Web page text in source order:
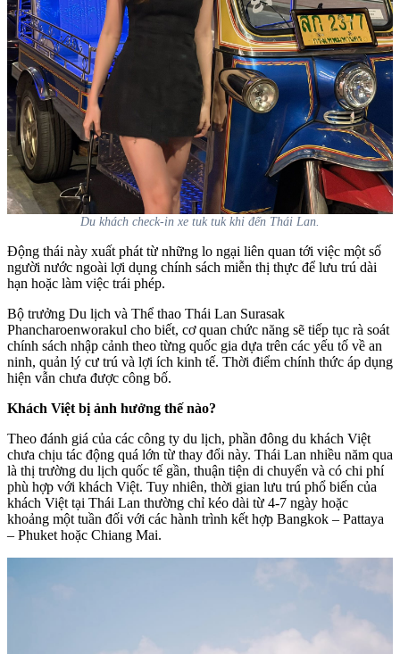
Du khách check-in xe tuk tuk khi đến Thái Lan.
Động thái này xuất phát từ những lo ngại liên quan tới việc một số
người nước ngoài lợi dụng chính sách miễn thị thực để lưu trú dài
hạn hoặc làm việc trái phép.
Bộ trưởng Du lịch và Thể thao Thái Lan Surasak
Phancharoenworakul cho biết, cơ quan chức năng sẽ tiếp tục rà soát
chính sách nhập cảnh theo từng quốc gia dựa trên các yếu tố về an
ninh, quản lý cư trú và lợi ích kinh tế. Thời điểm chính thức áp dụng
hiện vẫn chưa được công bố.
Khách Việt bị ảnh hưởng thế nào?
Theo đánh giá của các công ty du lịch, phần đông du khách Việt
chưa chịu tác động quá lớn từ thay đổi này. Thái Lan nhiều năm qua
là thị trường du lịch quốc tế gần, thuận tiện di chuyển và có chi phí
phù hợp với khách Việt. Tuy nhiên, thời gian lưu trú phổ biến của
khách Việt tại Thái Lan thường chỉ kéo dài từ 4-7 ngày hoặc
khoảng một tuần đối với các hành trình kết hợp Bangkok – Pattaya
– Phuket hoặc Chiang Mai.